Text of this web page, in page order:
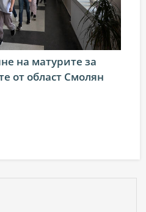
на матурите за
от област Смолян